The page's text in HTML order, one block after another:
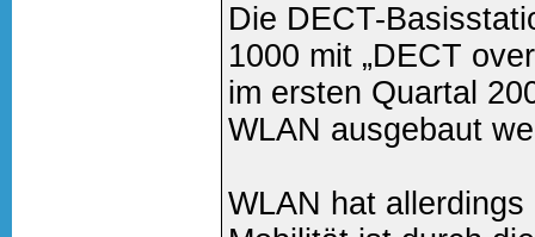
Die DECT-
1000 mit „DECT
im ersten Quartal
WLAN ausgebaut
WLAN hat